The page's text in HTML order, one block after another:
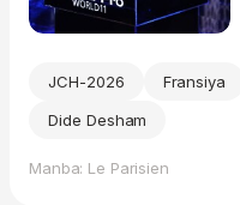
JCH-2026 Fransiya
Dide Desham
Manba: Le Parisien